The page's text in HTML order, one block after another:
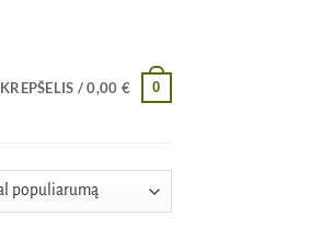
KREPŠELIS /0,00 € 0